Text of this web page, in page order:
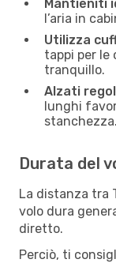
Mantieniti
l’aria in
Utilizza
tappi per le
tranquillo.
Alzati
lunghi
stanchezza.
Durata del
La distanza tra
volo dura
diretto.
Perciò, ti